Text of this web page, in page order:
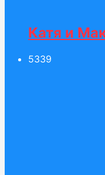
Катя и
5339